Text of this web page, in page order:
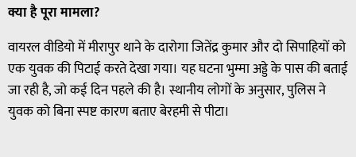
क्याहैपूरामामला?
वायरल वीडियो में मीरापुर थाने के दारोगा जितेंद्र कुमार और दो सिपाहियों को
एक युवक की पिटाई करते देखा गया। यह घटना भुम्मा अड्डे के पास की बताई
जा रही है, जो कई दिन पहले की है। स्थानीय लोगों के अनुसार, पुलिस ने
युवक को बिना स्पष्ट कारण बताए बेरहमी से पीटा।